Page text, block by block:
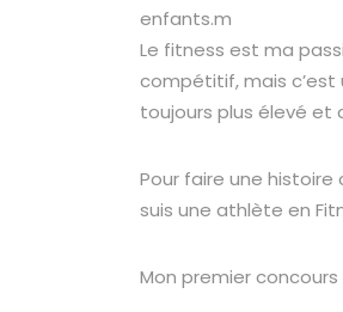
enfants.m
Le fitness est ma
compétitif, mais c’est
toujours plus élevé et
Pour faire une histoire
suis une athlète en
Mon premier concours